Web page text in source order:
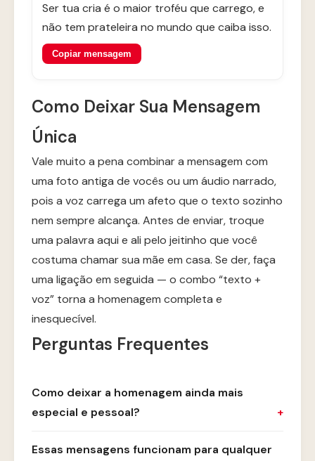
Ser tua cria é o maior troféu que carrego, e
não tem prateleira no mundo que caiba isso.
Copiar mensagem
Como Deixar Sua Mensagem
Única
Vale muito a pena combinar a mensagem com
uma foto antiga de vocês ou um áudio narrado,
pois a voz carrega um afeto que o texto sozinho
nem sempre alcança. Antes de enviar, troque
uma palavra aqui e ali pelo jeitinho que você
costuma chamar sua mãe em casa. Se der, faça
uma ligação em seguida — o combo “texto +
voz” torna a homenagem completa e
inesquecível.
Perguntas Frequentes
Como deixar a homenagem ainda mais
especial e pessoal?
Essas mensagens funcionam para qualquer